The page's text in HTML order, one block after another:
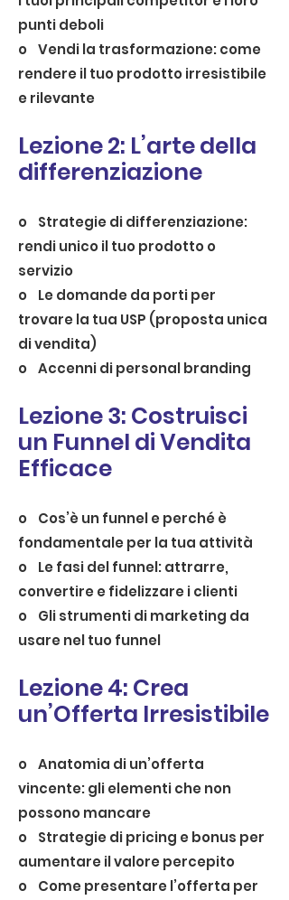
punti deboli
o Vendi la trasformazione: come
rendere il tuo prodotto irresistibile
e rilevante
Lezione 2: L’arte della
differenziazione
o Strategie di differenziazione:
rendi unico il tuo prodotto o
servizio
o Le domande da porti per
trovare la tua USP (proposta unica
di vendita)
o Accenni di personal branding
Lezione 3: Costruisci
un Funnel di Vendita
Efficace
o Cos’è un funnel e perché è
fondamentale per la tua attività
o Le fasi del funnel: attrarre,
convertire e fidelizzare i clienti
o Gli strumenti di marketing da
usare nel tuo funnel
Lezione 4: Crea
un’Offerta Irresistibile
o Anatomia di un’offerta
vincente: gli elementi che non
possono mancare
o Strategie di pricing e bonus per
aumentare il valore percepito
o Come presentare l’offerta per